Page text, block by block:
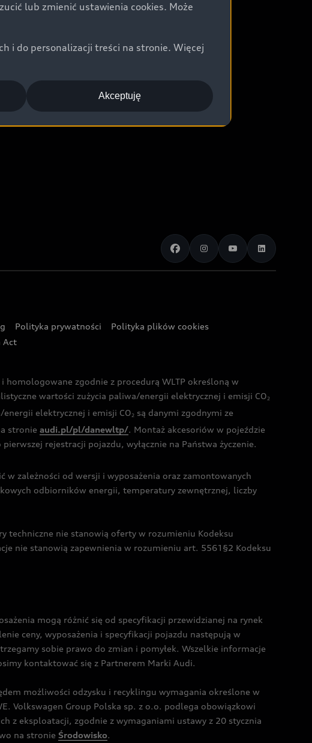
Polityka prywatności
Polityka plików cookies
Act
zgodnie z procedurą WLTP określoną w
wartości zużycia paliwa/energii elektrycznej i emisji CO2
elektrycznej i emisji CO2 są danymi zgodnymi ze
stronie audi.pl/pl/danewltp/. Montaż akcesoriów w pojeździe
rejestracji pojazdu, wyłącznie na Państwa życzenie.
zależności od wersji i wyposażenia oraz zamontowanych
odbiorników energii, temperatury zewnętrznej, liczby
techniczne nie stanowią oferty w rozumieniu Kodeksu
nie stanowią zapewnienia w rozumieniu art. 5561§2 Kodeksu
mogą różnić się od specyfikacji przewidzianej na rynek
ceny, wyposażenia i specyfikacji pojazdu następują w
sobie prawo do zmian i pomyłek. Wszelkie informacje
kontaktować się z Partnerem Marki Audi.
możliwości odzysku i recyklingu wymagania określone w
Volkswagen Group Polska sp. z o.o. podlega obowiązkowi
z eksploatacji, zgodnie z wymaganiami ustawy z 20 stycznia
na stronie Środowisko.
lub zmienić ustawienia cookies. Może
i do personalizacji treści na stronie. Więcej
Akceptuję